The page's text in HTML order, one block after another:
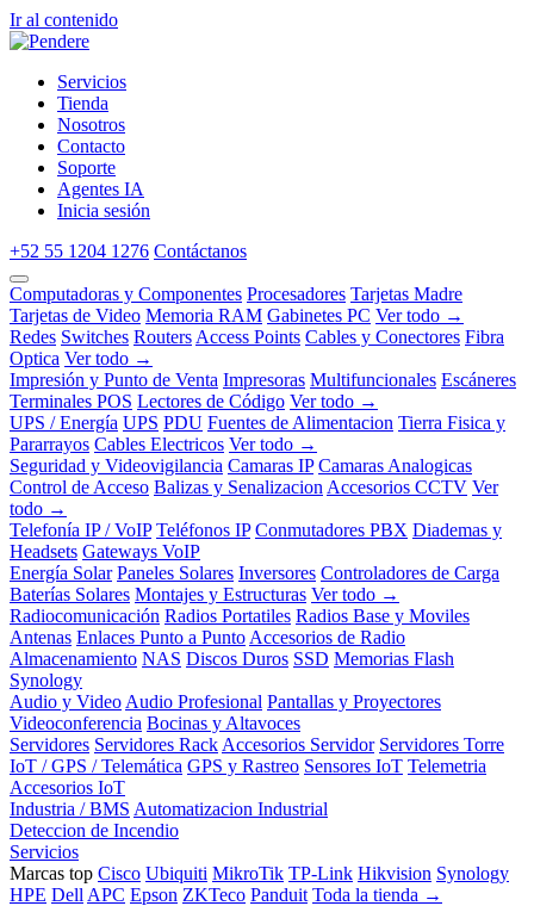
Ir al contenido
Servicios
Tienda
Nosotros
Contacto
Soporte
Agentes IA
Inicia sesión
+52 55 1204 1276 Contáctanos
Computadoras y Componentes Procesadores Tarjetas Madre
Tarjetas de Video Memoria RAM Gabinetes PC Ver todo →
Redes Switches Routers Access Points Cables y Conectores Fibra
Optica Ver todo →
Impresión y Punto de Venta Impresoras Multifuncionales Escáneres
Terminales POS Lectores de Código Ver todo →
UPS / Energía UPS PDU Fuentes de Alimentacion Tierra Fisica y
Pararrayos Cables Electricos Ver todo →
Seguridad y Videovigilancia Camaras IP Camaras Analogicas
Control de Acceso Balizas y Senalizacion Accesorios CCTV Ver
todo →
Telefonía IP / VoIP Teléfonos IP Conmutadores PBX Diademas y
Headsets Gateways VoIP
Energía Solar Paneles Solares Inversores Controladores de Carga
Baterías Solares Montajes y Estructuras Ver todo →
Radiocomunicación Radios Portatiles Radios Base y Moviles
Antenas Enlaces Punto a Punto Accesorios de Radio
Almacenamiento NAS Discos Duros SSD Memorias Flash
Synology
Audio y Video Audio Profesional Pantallas y Proyectores
Videoconferencia Bocinas y Altavoces
Servidores Servidores Rack Accesorios Servidor Servidores Torre
IoT / GPS / Telemática GPS y Rastreo Sensores IoT Telemetria
Accesorios IoT
Industria / BMS Automatizacion Industrial
Deteccion de Incendio
Servicios
Marcas top Cisco Ubiquiti MikroTik TP-Link Hikvision Synology
HPE Dell APC Epson ZKTeco Panduit Toda la tienda →